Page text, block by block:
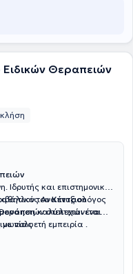
Θεραπειών
Ιδρυτής και επιστημονικά
Αναπτυξιολόγος
στελεχώνεται
πολυετή εμπειρία .
τουΚέντρου
καλύπτεται ένα